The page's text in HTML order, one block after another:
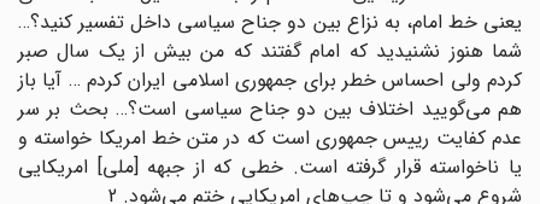
یعنی خط امام، به نزاع بین دو جناح سیاسی داخل تفسیر کنید؟…
شما هنوز نشنیدید که امام گفتند که من بیش از یک سال صبر
کردم ولی احساس خطر برای جمهوری اسلامی ایران کردم … آیا باز
هم می‌گویید اختلاف بین دو جناح سیاسی است؟… بحث بر سر
عدم کفایت رییس جمهوری است که در متن خط امریکا خواسته و
یا ناخواسته قرار گرفته است. خطی که از جبهه [ملی] امریکایی
شروع می‌شود و تا چپ‌های امریکایی ختم می‌شود. 2